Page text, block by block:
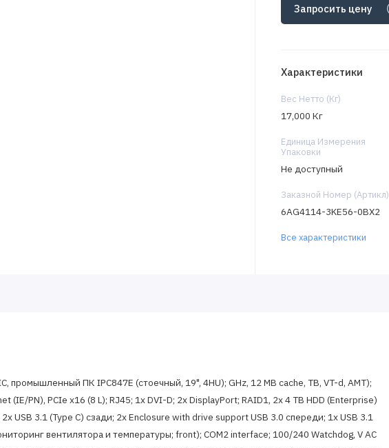
Запросить цену
Характеристики
Вес Нетто (Кг)
17,000 Кг
Единица Измерения
Упаковки
Не доступный
Заказной Номер (Артикл)
6AG4114-3KE56-0BX2
Все характеристики
промышленный ПК IPC847E (стоечный, 19", 4HU); GHz, 12 MB cache, TB, VT-d, AMT);
(IE/PN), PCIe x16 (8 L); RJ45; 1x DVI-D; 2x DisplayPort; RAID1, 2x 4 TB HDD (Enterprise)
2x USB 3.1 (Type C) сзади; 2x Enclosure with drive support USB 3.0 спереди; 1x USB 3.1
вентилятора и температуры; front); COM2 interface; 100/240 Watchdog, V AC